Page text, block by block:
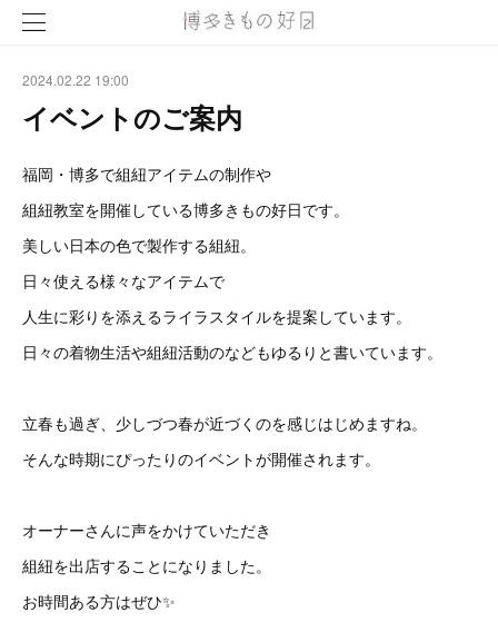
2024.02.22 19:00
イベントのご案内
福岡・博多で組紐アイテムの制作や
組紐教室を開催している博多きもの好日です。
美しい日本の色で製作する組紐。
日々使える様々なアイテムで
人生に彩りを添えるライラスタイルを提案しています。
日々の着物生活や組紐活動のなどもゆるりと書いています。
立春も過ぎ、少しづつ春が近づくのを感じはじめますね。
そんな時期にぴったりのイベントが開催されます。
オーナーさんに声をかけていただき
組紐を出店することになりました。
お時間ある方はぜひ✨